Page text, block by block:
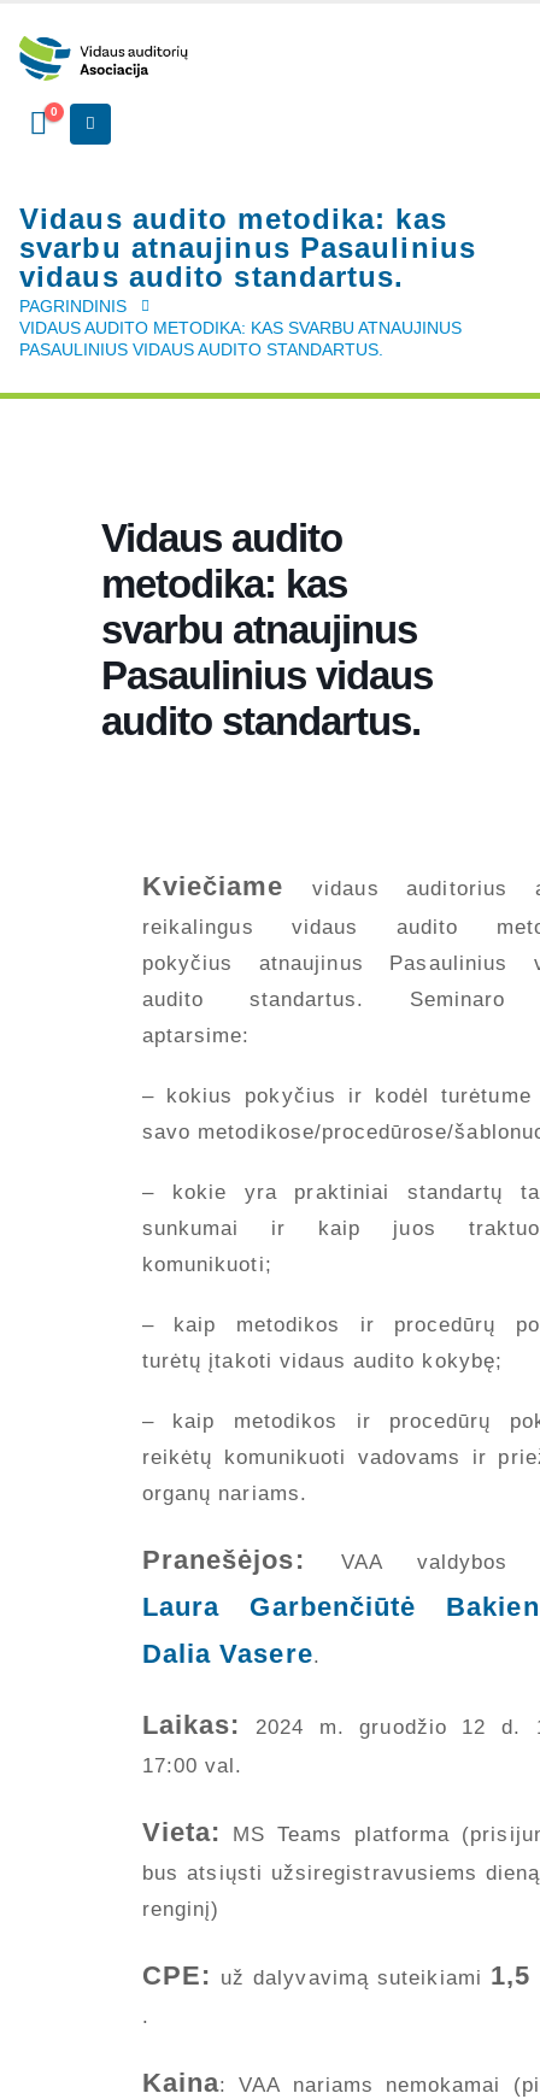
0
Vidaus audito metodika: kas
svarbu atnaujinus Pasaulinius
vidaus audito standartus.
PAGRINDINIS
VIDAUS AUDITO METODIKA: KAS SVARBU ATNAUJINUS
PASAULINIUS VIDAUS AUDITO STANDARTUS.
Vidaus audito
metodika: kas
svarbu atnaujinus
Pasaulinius vidaus
audito standartus.
Kviečiamevidaus auditorius
reikalingus vidaus audito
pokyčius atnaujinus Pasaulinius
audito standartus. Seminaro
aptarsime:
– kokius pokyčius ir kodėl
savo metodikose/procedūrose/
– kokie yra praktiniai standartų
sunkumai ir kaip juos
komunikuoti;
– kaip metodikos ir procedūrų
turėtų įtakoti vidaus audito kokybę;
– kaip metodikos ir procedūrų
reikėtų komunikuoti vadovams ir
organų nariams.
Pranešėjos: VAA valdybos
Laura Garbenčiūtė
Dalia Vasere.
Laikas:
2024 m. gruodžio 12 d.
17:00 val.
Vieta:
MS Teams platforma
bus atsiųsti užsiregistravusiems
renginį)
CPE: už dalyvavimą suteikiami 1,5
.
Kaina: VAA nariams nemokamai